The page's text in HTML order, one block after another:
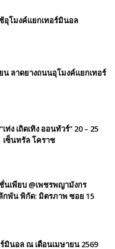
อุโมงค์แยกเทอร์มินอล
น ลาดยางถนนอุโมงค์แยกเทอร์
ง เถิดเทิง ออนทัวร์” 20 – 25
ซ็นทรัล โคราช
นเพียบ @เพชรพญามังกร
กพัน พิกัด: มิตรภาพ ซอย 15
มินอล ณ เดือนเมษายน 2569